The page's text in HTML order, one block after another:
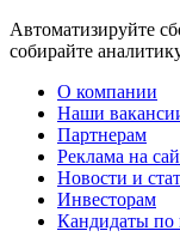
Автоматизируйте
собирайте
О компании
Наши
Партнерам
Реклама на
Новости и
Инвесторам
Кандидаты по